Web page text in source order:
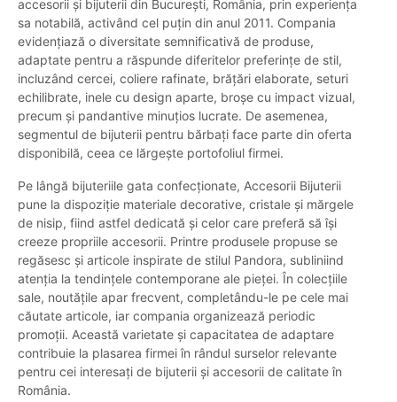
accesorii și bijuterii din București, România, prin experiența
sa notabilă, activând cel puțin din anul 2011. Compania
evidențiază o diversitate semnificativă de produse,
adaptate pentru a răspunde diferitelor preferințe de stil,
incluzând cercei, coliere rafinate, brățări elaborate, seturi
echilibrate, inele cu design aparte, broșe cu impact vizual,
precum și pandantive minuțios lucrate. De asemenea,
segmentul de bijuterii pentru bărbați face parte din oferta
disponibilă, ceea ce lărgește portofoliul firmei.
Pe lângă bijuteriile gata confecționate, Accesorii Bijuterii
pune la dispoziție materiale decorative, cristale și mărgele
de nisip, fiind astfel dedicată și celor care preferă să își
creeze propriile accesorii. Printre produsele propuse se
regăsesc și articole inspirate de stilul Pandora, subliniind
atenția la tendințele contemporane ale pieței. În colecțiile
sale, noutățile apar frecvent, completându-le pe cele mai
căutate articole, iar compania organizează periodic
promoții. Această varietate și capacitatea de adaptare
contribuie la plasarea firmei în rândul surselor relevante
pentru cei interesați de bijuterii și accesorii de calitate în
România.